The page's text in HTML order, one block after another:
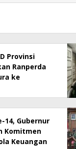
Provinsi
Ranperda
ke
14, Gubernur
Komitmen
Keuangan